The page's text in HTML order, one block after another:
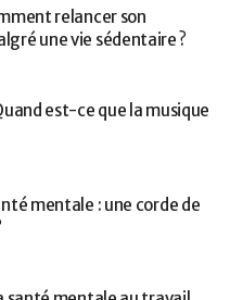
relancer son
une vie sédentaire ?
est-ce que la musique
mentale : une corde de